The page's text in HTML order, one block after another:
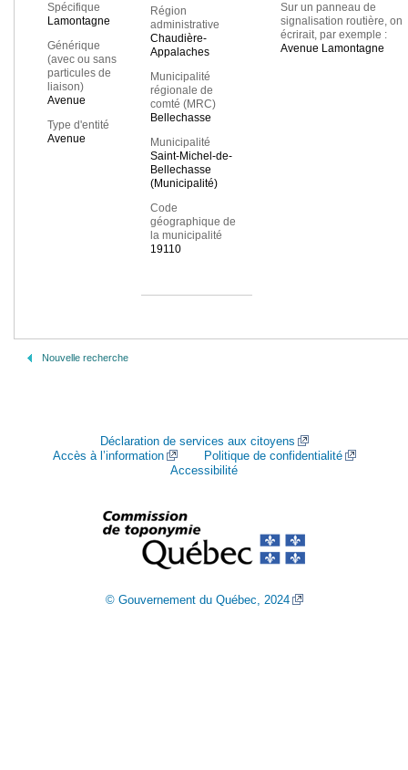
Spécifique
Lamontagne
Générique
(avec ou sans
particules de
liaison)
Avenue
Type d'entité
Avenue
Région
administrative
Chaudière-
Appalaches
Municipalité
régionale de
comté (MRC)
Bellechasse
Municipalité
Saint-Michel-de-
Bellechasse
(Municipalité)
Code
géographique de
la municipalité
19110
Sur un panneau de
signalisation routière, on
écrirait, par exemple :
Avenue Lamontagne
Nouvelle recherche
Déclaration de services aux citoyens
Accès à l’information
Politique de confidentialité
Accessibilité
© Gouvernement du Québec, 2024